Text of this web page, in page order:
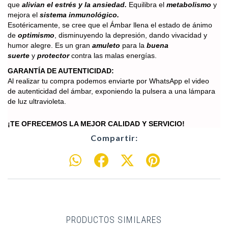
que alivian el estrés y la ansiedad. Equilibra el metabolismo y
mejora el sistema inmunológico.
Esotéricamente, se cree que el Ámbar llena el estado de ánimo
de optimismo , disminuyendo la depresión, dando vivacidad y
humor alegre. Es un gran amuleto para la buena
suerte y protectorcontra las malas energías.
GARANTÍA DE AUTENTICIDAD:
Al realizar tu compra podemos enviarte por WhatsApp el video
de ​autenticidad del ámbar, exponiendo la pulsera a una lámpara
de luz ultravioleta.
¡TE OFRECEMOS LA MEJOR CALIDAD Y SERVICIO!
Compartir:
PRODUCTOS SIMILARES